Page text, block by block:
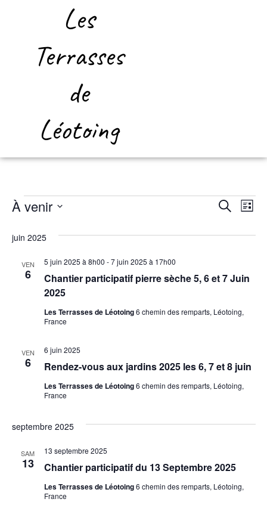
Les
Terrasses
de
Léotoing
et
Recherche
Liste
À venir
date.
juin 2025
VEN
6
Chantier participatif pierre sèche 5, 6 et 7 Juin
2025
5 juin 2025 à 8h00 -7 juin 2025 à 17h00
Les Terrasses de Léotoing6 chemin des remparts, Léotoing,
France
VEN
6 Rendez-vous aux jardins 2025 les 6, 7 et 8 juin
6 juin 2025
Les Terrasses de Léotoing6 chemin des remparts, Léotoing,
France
septembre 2025
SAM
13 Chantier participatif du 13 Septembre 2025
13 septembre 2025
Les Terrasses de Léotoing6 chemin des remparts, Léotoing,
France